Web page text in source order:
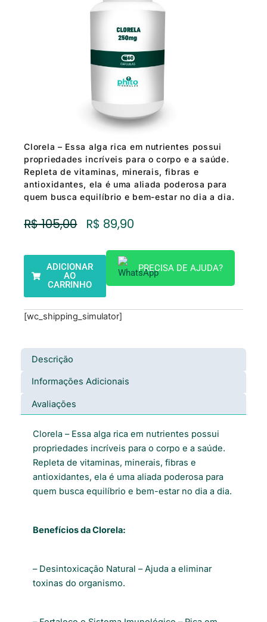
Clorela – Essa alga rica em nutrientes possui
propriedades incríveis para o corpo e a saúde.
Repleta de vitaminas, minerais, fibras e
antioxidantes, ela é uma aliada poderosa para
quem busca equilíbrio e bem-estar no dia a dia.
R$105,00 O
Original
Era:
R$ 105,00.
R$ 89,90
Atual
É:
R$ 89,90.
ADICIONAR
AO
CARRINHO
PRECISA DE AJUDA?
[wc_shipping_simulator]
Descrição
Informações Adicionais
Avaliações
Clorela – Essa alga rica em nutrientes possui
propriedades incríveis para o corpo e a saúde.
Repleta de vitaminas, minerais, fibras e
antioxidantes, ela é uma aliada poderosa para
quem busca equilíbrio e bem-estar no dia a dia.
Benefícios da Clorela:
– Desintoxicação Natural – Ajuda a eliminar
toxinas do organismo.